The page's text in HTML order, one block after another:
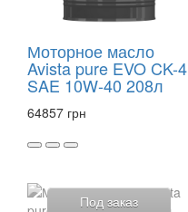
Моторное масло
Avista pure EVO CK-4
SAE 10W-40 208л
64857 грн
Под заказ